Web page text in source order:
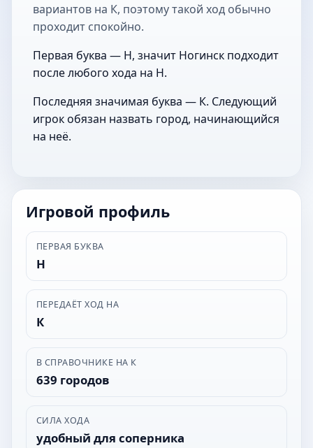
вариантов на К, поэтому такой ход обычно
проходит спокойно.
Первая буква — Н, значит Ногинск подходит
после любого хода на Н.
Последняя значимая буква — К. Следующий
игрок обязан назвать город, начинающийся
на неё.
Игровой профиль
ПЕРВАЯ БУКВА
Н
ПЕРЕДАЁТ ХОД НА
К
В СПРАВОЧНИКЕ НА К
639 городов
СИЛА ХОДА
удобный для соперника